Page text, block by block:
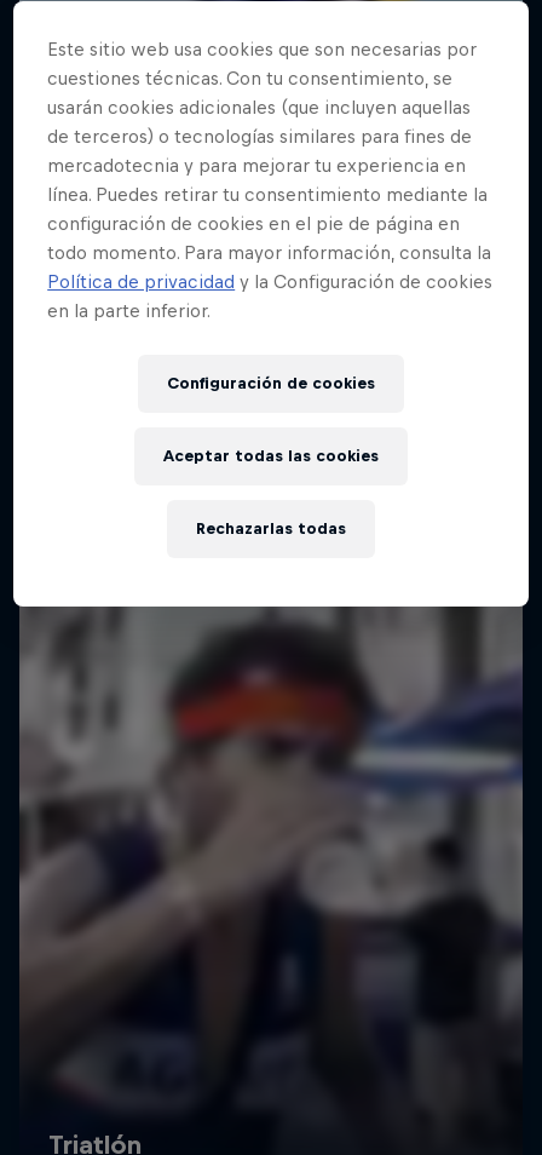
Este sitio web usa cookies que son necesarias por
cuestiones técnicas. Con tu consentimiento, se
usarán cookies adicionales (que incluyen aquellas
de terceros) o tecnologías similares para fines de
mercadotecnia y para mejorar tu experiencia en
línea. Puedes retirar tu consentimiento mediante la
configuración de cookies en el pie de página en
todo momento. Para mayor información, consulta la
Política de privacidad y la Configuración de cookies
en la parte inferior.
Configuración de cookies
Rechazarlas todas
Aceptar todas las cookies